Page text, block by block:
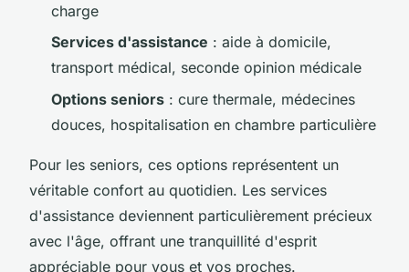
charge
Services d'assistance : aide à domicile,
transport médical, seconde opinion médicale
Options seniors : cure thermale, médecines
douces, hospitalisation en chambre particulière
Pour les seniors, ces options représentent un
véritable confort au quotidien. Les services
d'assistance deviennent particulièrement précieux
avec l'âge, offrant une tranquillité d'esprit
appréciable pour vous et vos proches.